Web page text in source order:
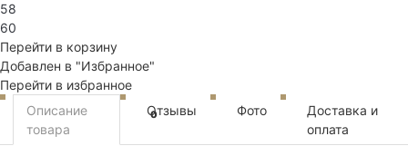
58
60
Перейти в корзину
Добавлен в "Избранное"
Перейти в избранное
Описание
товара
Отзывы
0 Фото
Доставка и
оплата